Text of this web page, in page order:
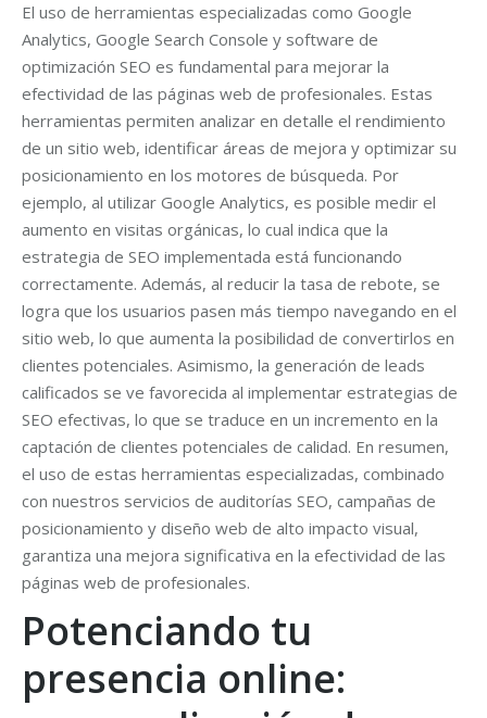
El uso de herramientas especializadas como Google
Analytics, Google Search Console y software de
optimización SEO es fundamental para mejorar la
efectividad de las páginas web de profesionales. Estas
herramientas permiten analizar en detalle el rendimiento
de un sitio web, identificar áreas de mejora y optimizar su
posicionamiento en los motores de búsqueda. Por
ejemplo, al utilizar Google Analytics, es posible medir el
aumento en visitas orgánicas, lo cual indica que la
estrategia de SEO implementada está funcionando
correctamente. Además, al reducir la tasa de rebote, se
logra que los usuarios pasen más tiempo navegando en el
sitio web, lo que aumenta la posibilidad de convertirlos en
clientes potenciales. Asimismo, la generación de leads
calificados se ve favorecida al implementar estrategias de
SEO efectivas, lo que se traduce en un incremento en la
captación de clientes potenciales de calidad. En resumen,
el uso de estas herramientas especializadas, combinado
con nuestros servicios de auditorías SEO, campañas de
posicionamiento y diseño web de alto impacto visual,
garantiza una mejora significativa en la efectividad de las
páginas web de profesionales.
Potenciando tu
presencia online: